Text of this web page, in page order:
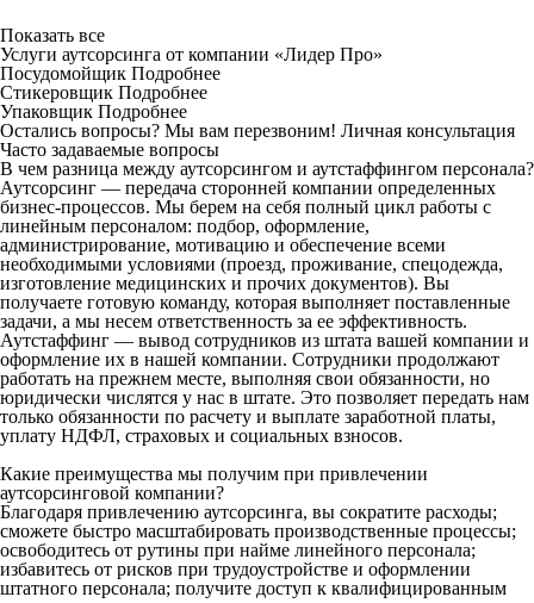
Показать все
Услуги аутсорсинга от компании «Лидер Про»
Посудомойщик Подробнее
Стикеровщик Подробнее
Упаковщик Подробнее
Остались вопросы? Мы вам перезвоним! Личная консультация
Часто задаваемые вопросы
В чем разница между аутсорсингом и аутстаффингом персонала?
Аутсорсинг — передача сторонней компании определенных
бизнес-процессов. Мы берем на себя полный цикл работы с
линейным персоналом: подбор, оформление,
администрирование, мотивацию и обеспечение всеми
необходимыми условиями (проезд, проживание, спецодежда,
изготовление медицинских и прочих документов). Вы
получаете готовую команду, которая выполняет поставленные
задачи, а мы несем ответственность за ее эффективность.
Аутстаффинг — вывод сотрудников из штата вашей компании и
оформление их в нашей компании. Сотрудники продолжают
работать на прежнем месте, выполняя свои обязанности, но
юридически числятся у нас в штате. Это позволяет передать нам
только обязанности по расчету и выплате заработной платы,
уплату НДФЛ, страховых и социальных взносов.
Какие преимущества мы получим при привлечении
аутсорсинговой компании?
Благодаря привлечению аутсорсинга, вы сократите расходы;
сможете быстро масштабировать производственные процессы;
освободитесь от рутины при найме линейного персонала;
избавитесь от рисков при трудоустройстве и оформлении
штатного персонала; получите доступ к квалифицированным